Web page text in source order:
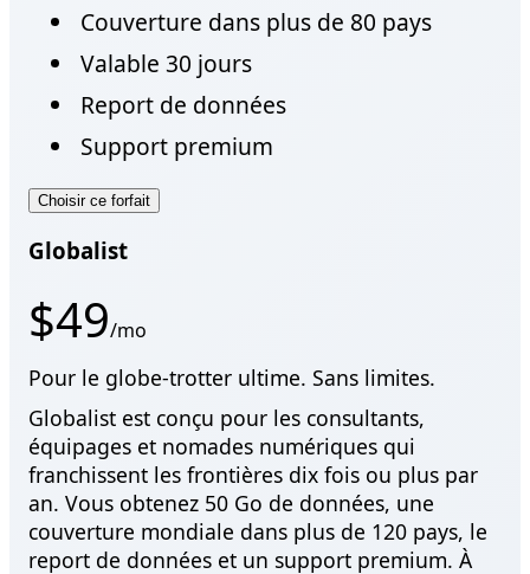
Couverture dans plus de 80 pays
Valable 30 jours
Report de données
Support premium
Choisir ce forfait
Globalist
$49/mo
Pour le globe-trotter ultime. Sans limites.
Globalist est conçu pour les consultants,
équipages et nomades numériques qui
franchissent les frontières dix fois ou plus par
an. Vous obtenez 50 Go de données, une
couverture mondiale dans plus de 120 pays, le
report de données et un support premium. À